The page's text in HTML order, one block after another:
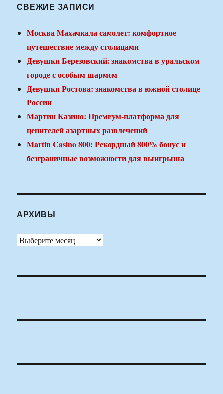
СВЕЖИЕ ЗАПИСИ
Москва Махачкала самолет: комфортное
путешествие между столицами
Девушки Березовский: знакомства в уральском
городе с особым шармом
Девушки Ростова: знакомства в южной столице
России
Мартин Казино: Премиум-платформа для
ценителей азартных развлечений
Martin Casino 800: Рекордный 800% бонус и
безграничные возможности для выигрыша
АРХИВЫ
Архивы